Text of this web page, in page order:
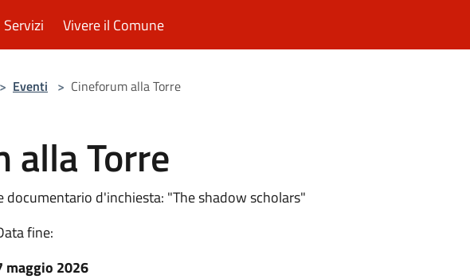
Servizi Vivere il Comune
> Eventi > Cineforum alla Torre
alla Torre
documentario d'inchiesta: "The shadow scholars"
fine:
maggio 2026